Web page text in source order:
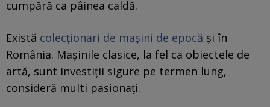
cumpără ca pâinea caldă.
Există colecţionari de maşini de epocă şi în
România. Maşinile clasice, la fel ca obiectele de
artă, sunt investiţii sigure pe termen lung,
consideră multi pasionaţi.